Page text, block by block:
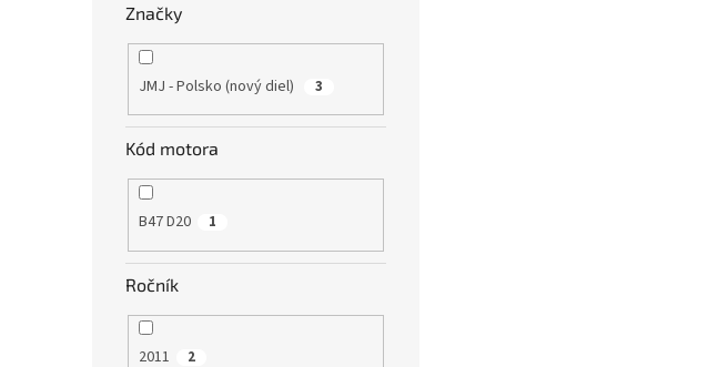
Značky
JMJ - Polsko (nový diel) 3
Kód motora
B47 D20 1
Ročník
2011 2